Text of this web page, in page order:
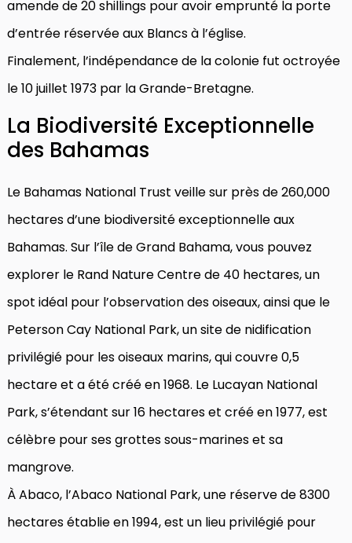
amende de 20 shillings pour avoir emprunté la porte
d’entrée réservée aux Blancs à l’église.
Finalement, l’indépendance de la colonie fut octroyée
le 10 juillet 1973 par la Grande-Bretagne.
La Biodiversité Exceptionnelle
des Bahamas
Le Bahamas National Trust veille sur près de 260,000
hectares d’une biodiversité exceptionnelle aux
Bahamas. Sur l’île de Grand Bahama, vous pouvez
explorer le Rand Nature Centre de 40 hectares, un
spot idéal pour l’observation des oiseaux, ainsi que le
Peterson Cay National Park, un site de nidification
privilégié pour les oiseaux marins, qui couvre 0,5
hectare et a été créé en 1968. Le Lucayan National
Park, s’étendant sur 16 hectares et créé en 1977, est
célèbre pour ses grottes sous-marines et sa
mangrove.
À Abaco, l’Abaco National Park, une réserve de 8300
hectares établie en 1994, est un lieu privilégié pour